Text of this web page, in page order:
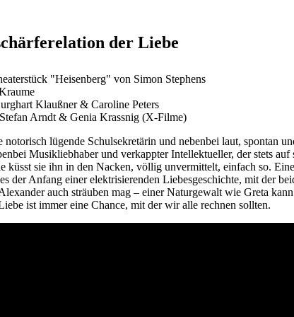
der Liebe
"Heisenberg" von Simon Stephens
Klaußner & Caroline Peters
Arndt & Genia Krassnig (X-Filme)
notorisch lügende Schulsekretärin und nebenbei laut, spontan
Musikliebhaber und verkappter Intellektueller, der stets
küsst sie ihn in den Nacken, völlig unvermittelt, einfach so.
der Anfang einer elektrisierenden Liebesgeschichte, mit der
auch sträuben mag – einer Naturgewalt wie Greta
ist immer eine Chance, mit der wir alle rechnen sollten.